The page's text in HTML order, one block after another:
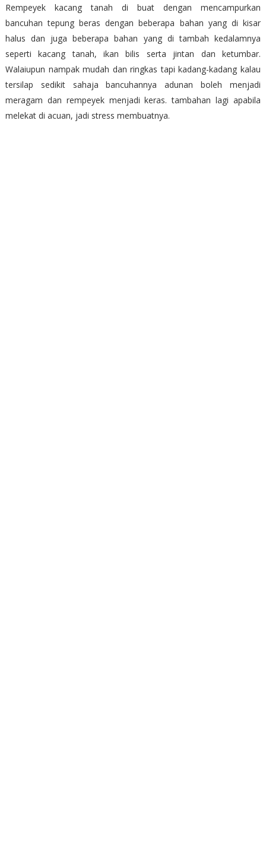
Rempeyek kacang tanah di buat dengan mencampurkan
bancuhan tepung beras dengan beberapa bahan yang di kisar
halus dan juga beberapa bahan yang di tambah kedalamnya
seperti kacang tanah, ikan bilis serta jintan dan ketumbar.
Walaiupun nampak mudah dan ringkas tapi kadang-kadang kalau
tersilap sedikit sahaja bancuhannya adunan boleh menjadi
meragam dan rempeyek menjadi keras. tambahan lagi apabila
melekat di acuan, jadi stress membuatnya.